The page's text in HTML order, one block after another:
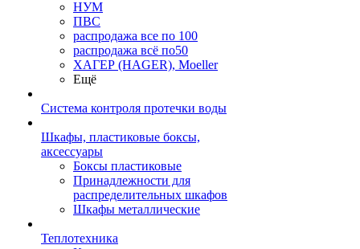
НУМ
ПВС
распродажа все по 100
распродажа всё по50
ХАГЕР (HAGER), Moeller
Ещё
Система контроля протечки воды
Шкафы, пластиковые боксы,
аксессуары
Боксы пластиковые
Принадлежности для
распределительных шкафов
Шкафы металлические
Теплотехника